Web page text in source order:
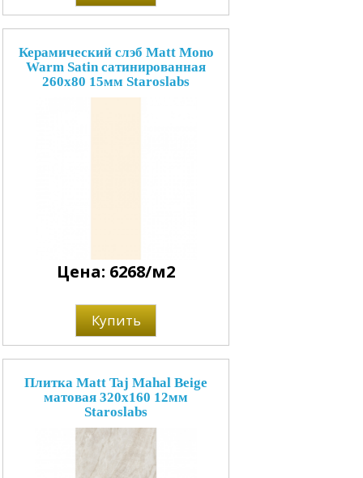
Керамический слэб Matt Mono
Warm Satin сатинированная
260x80 15мм Staroslabs
Цена: 6268/м2
Купить
Плитка Matt Taj Mahal Beige
матовая 320x160 12мм
Staroslabs